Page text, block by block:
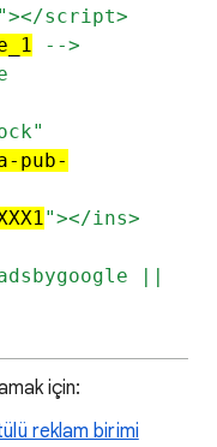
script>
-->
pub-
"></ins>
||
için:
reklam birimi